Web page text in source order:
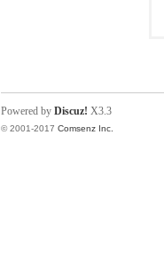
Powered by Discuz! X3.3
© 2001-2017 Comsenz Inc.